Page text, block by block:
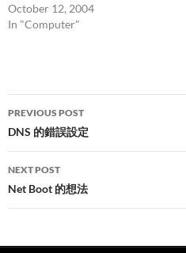
October 12, 2004
In "Computer"
Post
navigation
PREVIOUS POST
DNS 的錯誤設定
NEXT POST
Net Boot 的想法